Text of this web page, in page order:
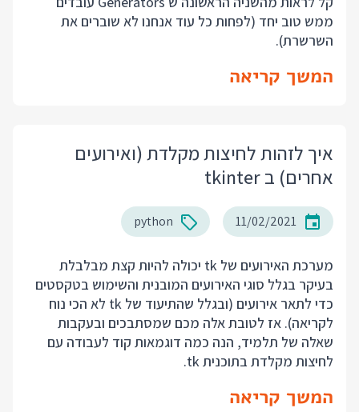
ממש טוב יחד (לפחות כל עוד אנחנו לא שוברים את
השרשרת).
המשך קריאה
איך לזהות לחיצות מקלדת (ואירועים
אחרים) ב tkinter
11/02/2021
python
מערכת האירועים של tk יכולה להיות קצת מבלבלת
בעיקר בגלל סוגי האירועים המובנית והשימוש בטקסטים
כדי לתאר אירועים (ובגלל שהתיעוד של tk לא הכי נוח
לקריאה). אז לטובת אלה מכם שמסתבכים ובעקבות
שאלה של תלמיד, הנה כמה דוגמאות קוד לעבודה עם
לחיצות מקלדת בתוכנית tk.
המשך קריאה